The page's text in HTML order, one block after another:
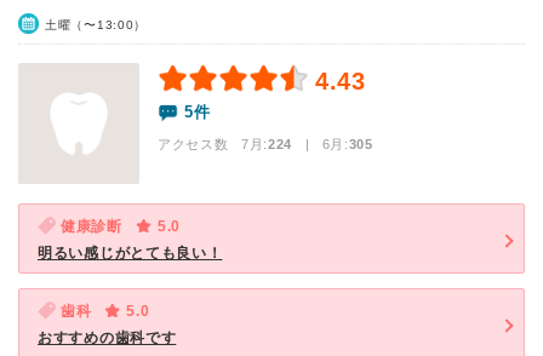
土曜（〜13:00）
4.43
5件
アクセス数 7月:224 | 6月:305
健康診断
5.0
明るい感じがとても良い！
歯科
5.0
おすすめの歯科です